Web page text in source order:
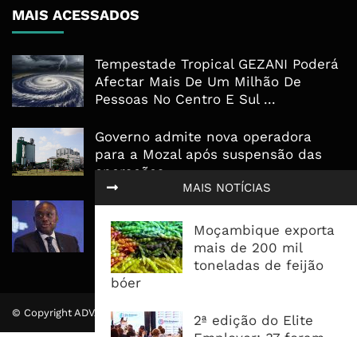
MAIS NOTÍCIAS
Moçambique exporta
mais de 200 mil
toneladas de feijão
bóer
2ª edição do Elite
MAIS ACESSADOS
Tempestade Tropical GEZANI Poderá
Afectar Mais De Um Milhão De
Pessoas No Centro E Sul ...
Governo admite nova operadora
para a Mozal após suspensão das
operações
CEO do Standard Bank pede ao
Governo que “saia do caminho” e
facilite os negócios
© Copyright ADVALUE. Todos Direitos Reservados.